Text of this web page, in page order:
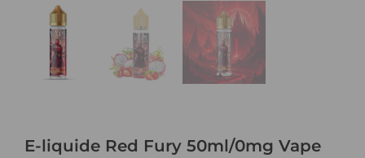
E-liquide Red Fury 50ml/0mg Vape